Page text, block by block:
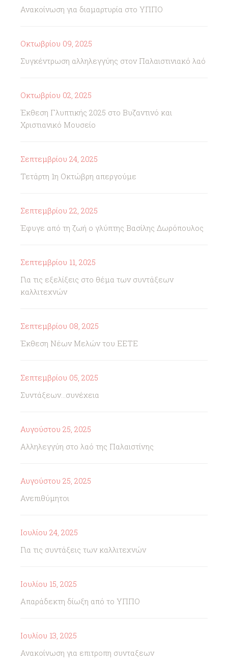
Ανακοίνωση για διαμαρτυρία στο ΥΠΠΟ
Οκτωβρίου 09, 2025
Συγκέντρωση αλληλεγγύης στον Παλαιστινιακό λαό
Οκτωβρίου 02, 2025
Έκθεση Γλυπτικής 2025 στο Βυζαντινό και
Χριστιανικό Μουσείο
Σεπτεμβρίου 24, 2025
Τετάρτη 1η Οκτώβρη απεργούμε
Σεπτεμβρίου 22, 2025
Έφυγε από τη ζωή ο γλύπτης Βασίλης Δωρόπουλος
Σεπτεμβρίου 11, 2025
Για τις εξελίξεις στο θέμα των συντάξεων
καλλιτεχνών
Σεπτεμβρίου 08, 2025
Έκθεση Νέων Μελών του ΕΕΤΕ
Σεπτεμβρίου 05, 2025
Συντάξεων...συνέχεια
Αυγούστου 25, 2025
Αλληλεγγύη στο λαό της Παλαιστίνης
Αυγούστου 25, 2025
Ανεπιθύμητοι
Ιουλίου 24, 2025
Για τις συντάξεις των καλλιτεχνών
Ιουλίου 15, 2025
Απαράδεκτη δίωξη από το ΥΠΠΟ
Ιουλίου 13, 2025
Ανακοίνωση για επιτροπη συνταξεων